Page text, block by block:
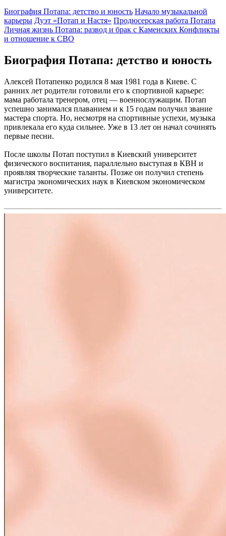
Биография Потапа: детство и юность Начало музыкальной
карьеры Дуэт «Потап и Настя» Продюсерская работа Потапа
Личная жизнь Потапа: развод и брак с Каменских Конфликты
и отношение к СВО
Биография Потапа: детство и юность
Алексей Потапенко родился 8 мая 1981 года в Киеве. С
ранних лет родители готовили его к спортивной карьере:
мама работала тренером, отец — военнослужащим. Потап
успешно занимался плаванием и к 15 годам получил звание
мастера спорта. Но, несмотря на спортивные успехи, музыка
привлекала его куда сильнее. Уже в 13 лет он начал сочинять
первые песни.
После школы Потап поступил в Киевский университет
физического воспитания, параллельно выступая в КВН и
проявляя творческие таланты. Позже он получил степень
магистра экономических наук в Киевском экономическом
университете.